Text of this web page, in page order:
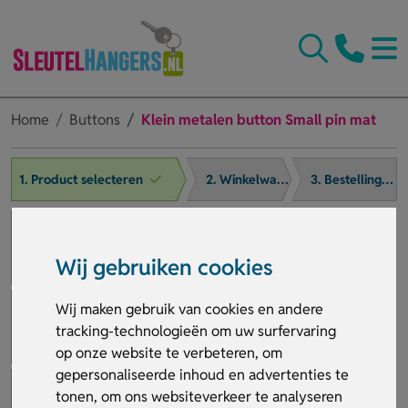
Wij gebruiken cookies
Wij maken gebruik van cookies en andere
tracking-technologieën om uw surfervaring
op onze website te verbeteren, om
gepersonaliseerde inhoud en advertenties te
tonen, om ons websiteverkeer te analyseren
Home Buttons Klein metalen button Small pin mat
1. Product selecteren 2. Winkelwagen 3. Bestelling afronden